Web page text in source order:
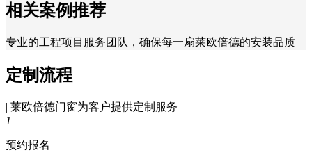
相关案例推荐
专业的工程项目服务团队，确保每一扇莱欧倍德的安装品质
定制流程
| 莱欧倍德门窗为客户提供定制服务
1
预约报名